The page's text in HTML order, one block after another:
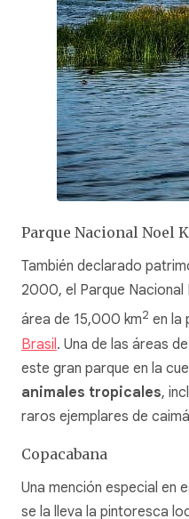
Parque Nacional Noel
También declarado
2000, el Parque
área de 15,000 km2 en la
Brasil . Una de las áreas
este gran parque en la
animales tropicales,
raros ejemplares de
Copacabana
Una mención especial en
se la lleva la pintoresca